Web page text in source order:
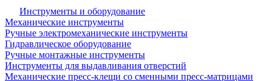
Инструменты и оборудование
Механические инструменты
Ручные электромеханические инструменты
Гидравлическое оборудование
Ручные монтажные инструменты
Инструменты для выдавливания отверстий
Механические пресс-клещи со сменными пресс-матрицами